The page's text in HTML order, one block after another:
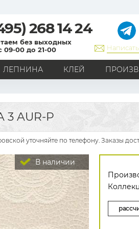
268 14 24
без выходных
09-00 до 21-00
ЛЕПНИНА КЛЕЙ
Кантри
Модерн Прованс
Классика
Английский стиль
РИСУНОК
Граффити
Карта мира
С вензелями
С надписями
Геометрический рисунок
Цветы
В клетку
В полоску Все
3 AUR-P
уточняйте по телефону. Заказы
В наличии